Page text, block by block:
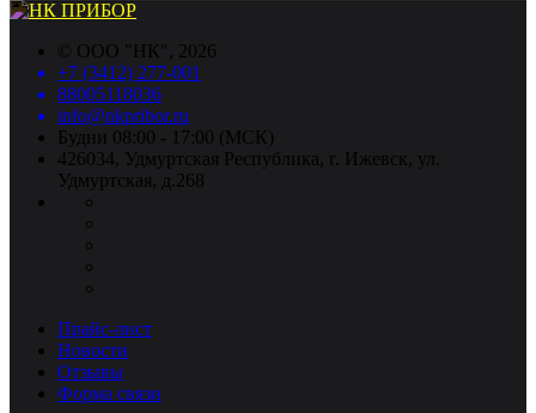
© ООО "НК", 2026
+7 (3412) 277-001
88005118036
info@nkpribor.ru
Будни 08:00 - 17:00 (МСК)
426034, Удмуртская Республика, г. Ижевск, ул.
Удмуртская, д.268
Прайс-лист
Новости
Отзывы
Форма связи